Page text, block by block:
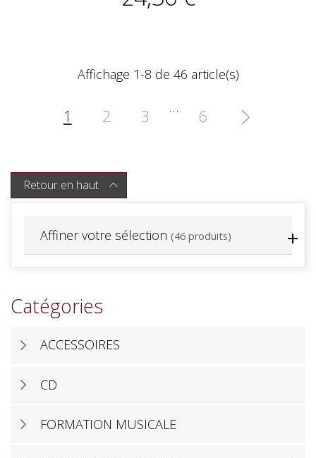
Affiner votre sélection (46 produits)
Catégories
ACCESSOIRES
CD
FORMATION MUSICALE
Affichage 1-8 de 46 article(s)
1 2 3 … 6 
Retour en haut 